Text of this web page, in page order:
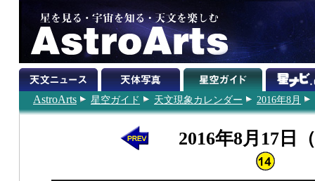
AstroArts 星空ガイド 天文現象カレンダー 2016年8月
2016年8月17日